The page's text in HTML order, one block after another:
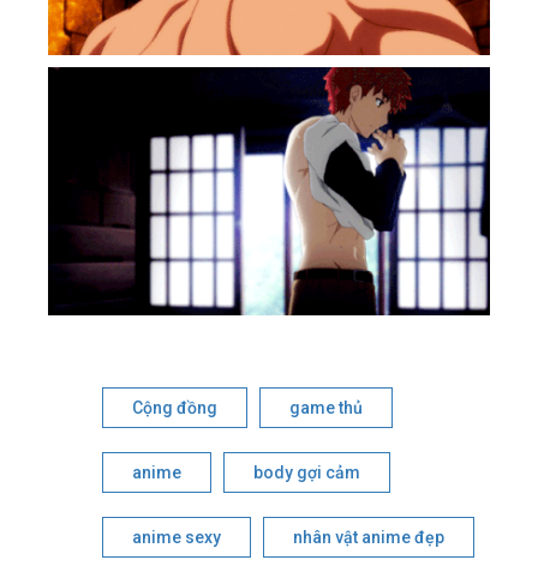
Cộng đồng game thủ
anime body gợi cảm
anime sexy nhân vật anime đẹp